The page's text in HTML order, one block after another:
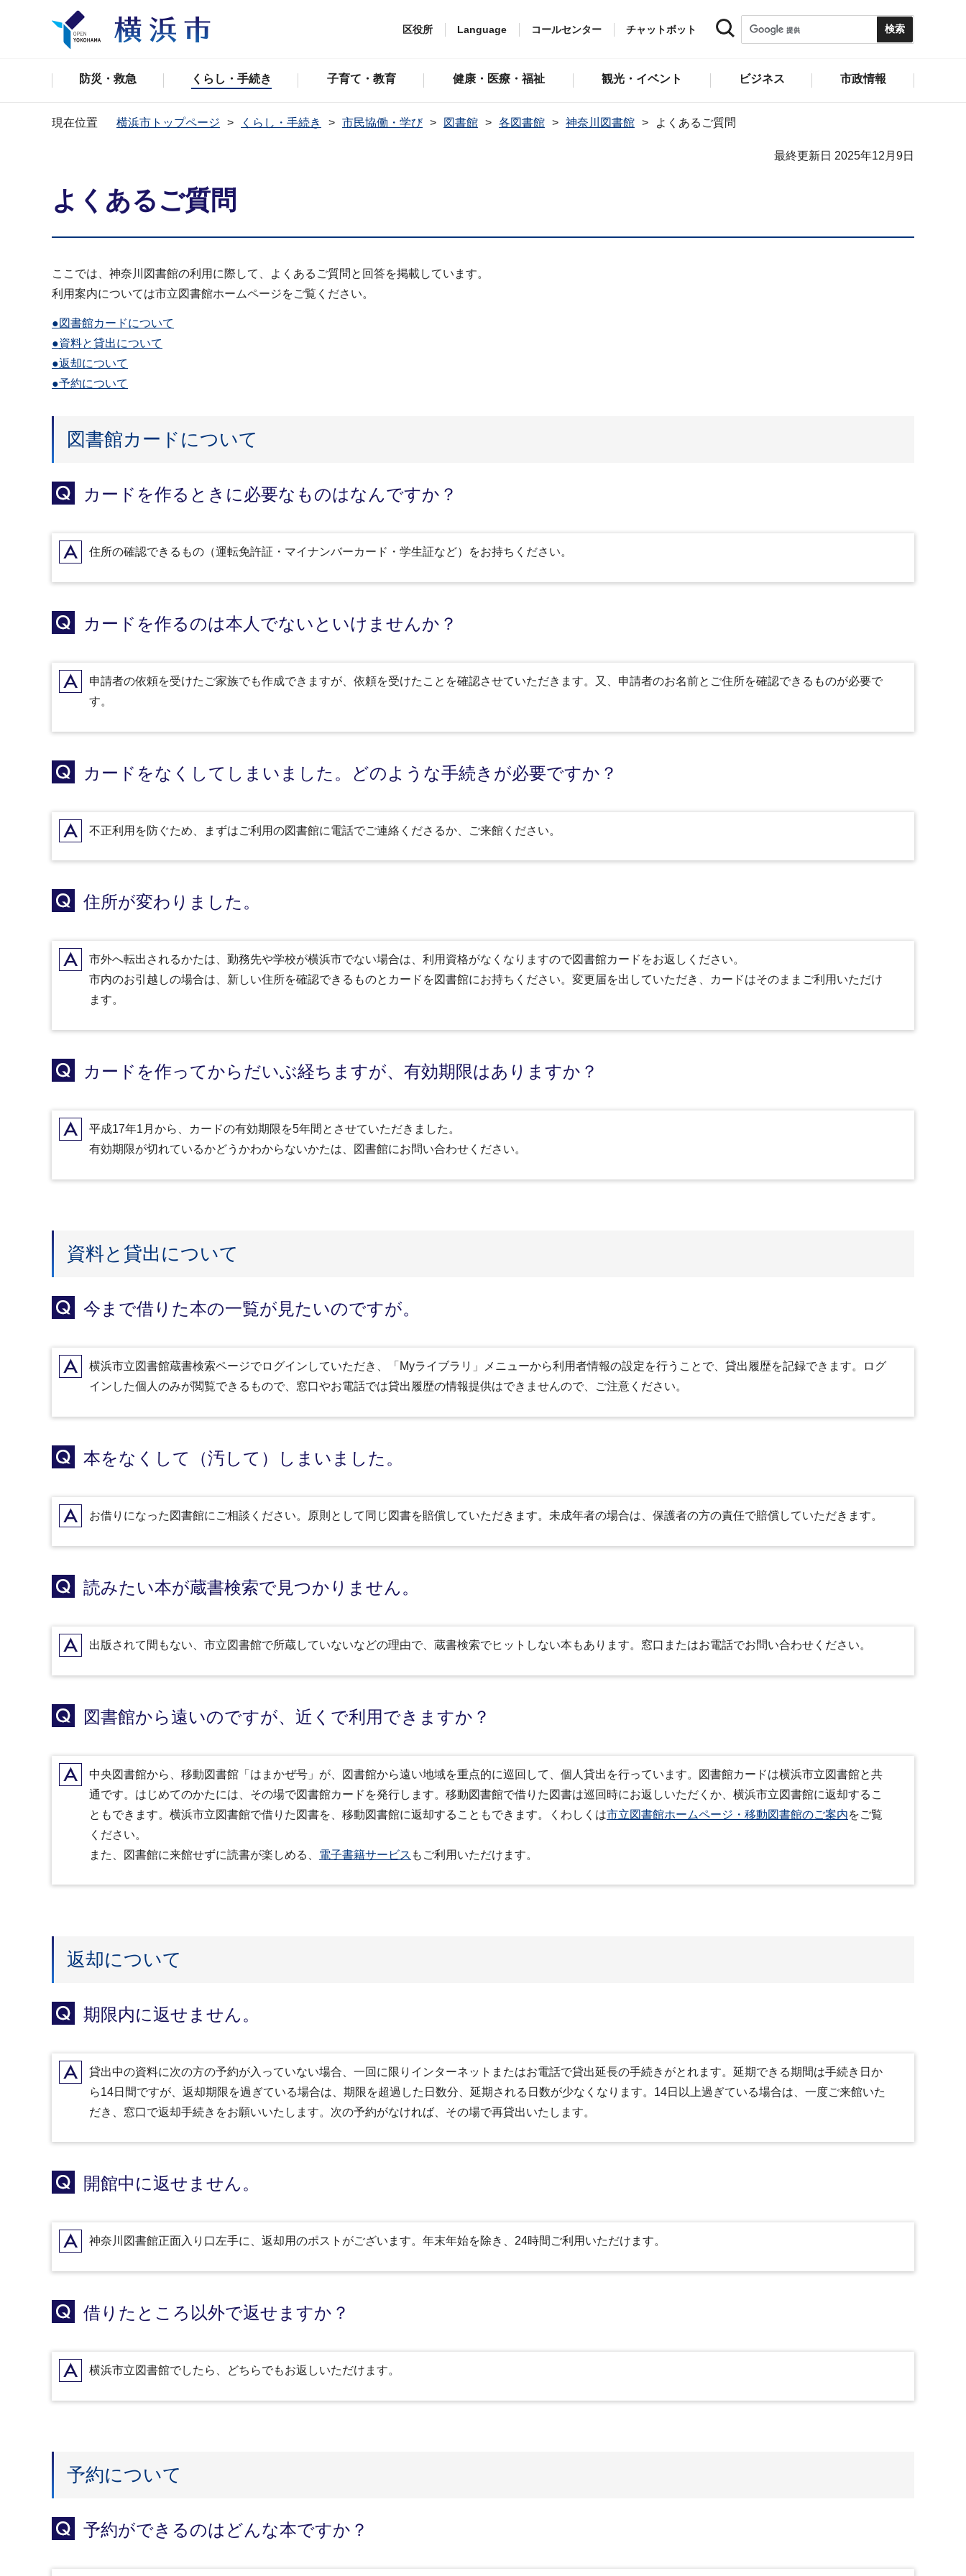
区役所 Language コールセンター チャットボット
防災・救急 くらし・手続き 子育て・教育 健康・医療・福祉 観光・イベント ビジネス 市政情報
現在位置 横浜市トップページ くらし・手続き 市民協働・学び 図書館 各図書館 神奈川図書館 よくあるご質問
最終更新日 2025年12月9日
よくあるご質問
ここでは、神奈川図書館の利用に際して、よくあるご質問と回答を掲載しています。
利用案内については市立図書館ホームページをご覧ください。
●図書館カードについて
●資料と貸出について
●返却について
●予約について
図書館カードについて
Q カードを作るときに必要なものはなんですか？
A住所の確認できるもの（運転免許証・マイナンバーカード・学生証など）をお持ちください。
Q カードを作るのは本人でないといけませんか？
A申請者の依頼を受けたご家族でも作成できますが、依頼を受けたことを確認させていただきます。又、申請者のお名前とご住所を確認できるものが必要で
す。
Q カードをなくしてしまいました。どのような手続きが必要ですか？
A不正利用を防ぐため、まずはご利用の図書館に電話でご連絡くださるか、ご来館ください。
Q 住所が変わりました。
A市外へ転出されるかたは、勤務先や学校が横浜市でない場合は、利用資格がなくなりますので図書館カードをお返しください。
市内のお引越しの場合は、新しい住所を確認できるものとカードを図書館にお持ちください。変更届を出していただき、カードはそのままご利用いただけ
ます。
Q カードを作ってからだいぶ経ちますが、有効期限はありますか？
A平成17年1月から、カードの有効期限を5年間とさせていただきました。
有効期限が切れているかどうかわからないかたは、図書館にお問い合わせください。
資料と貸出について
Q 今まで借りた本の一覧が見たいのですが。
A横浜市立図書館蔵書検索ページでログインしていただき、「Myライブラリ」メニューから利用者情報の設定を行うことで、貸出履歴を記録できます。ログ
インした個人のみが閲覧できるもので、窓口やお電話では貸出履歴の情報提供はできませんので、ご注意ください。
Q 本をなくして（汚して）しまいました。
Aお借りになった図書館にご相談ください。原則として同じ図書を賠償していただきます。未成年者の場合は、保護者の方の責任で賠償していただきます。
Q 読みたい本が蔵書検索で見つかりません。
A出版されて間もない、市立図書館で所蔵していないなどの理由で、蔵書検索でヒットしない本もあります。窓口またはお電話でお問い合わせください。
Q 図書館から遠いのですが、近くで利用できますか？
A中央図書館から、移動図書館「はまかぜ号」が、図書館から遠い地域を重点的に巡回して、個人貸出を行っています。図書館カードは横浜市立図書館と共
通です。はじめてのかたには、その場で図書館カードを発行します。移動図書館で借りた図書は巡回時にお返しいただくか、横浜市立図書館に返却するこ
ともできます。横浜市立図書館で借りた図書を、移動図書館に返却することもできます。くわしくは市立図書館ホームページ・移動図書館のご案内をご覧
ください。
また、図書館に来館せずに読書が楽しめる、 電子書籍サービス もご利用いただけます。
返却について
Q 期限内に返せません。
A貸出中の資料に次の方の予約が入っていない場合、一回に限りインターネットまたはお電話で貸出延長の手続きがとれます。延期できる期間は手続き日か
ら14日間ですが、返却期限を過ぎている場合は、期限を超過した日数分、延期される日数が少なくなります。14日以上過ぎている場合は、一度ご来館いた
だき、窓口で返却手続きをお願いいたします。次の予約がなければ、その場で再貸出いたします。
Q 開館中に返せません。
A神奈川図書館正面入り口左手に、返却用のポストがございます。年末年始を除き、24時間ご利用いただけます。
Q 借りたところ以外で返せますか？
A横浜市立図書館でしたら、どちらでもお返しいただけます。
予約について
Q 予約ができるのはどんな本ですか？